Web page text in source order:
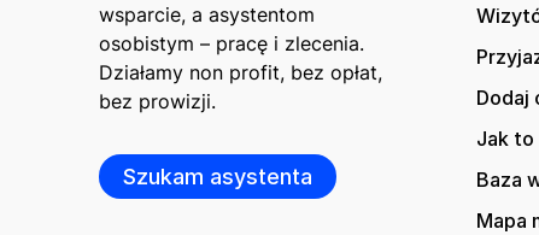
wsparcie, a asystentom
osobistym – pracę i zlecenia.
Działamy non profit, bez opłat,
bez prowizji.
Szukam asystenta
Dodaj
Jak to
Baza
Mapa